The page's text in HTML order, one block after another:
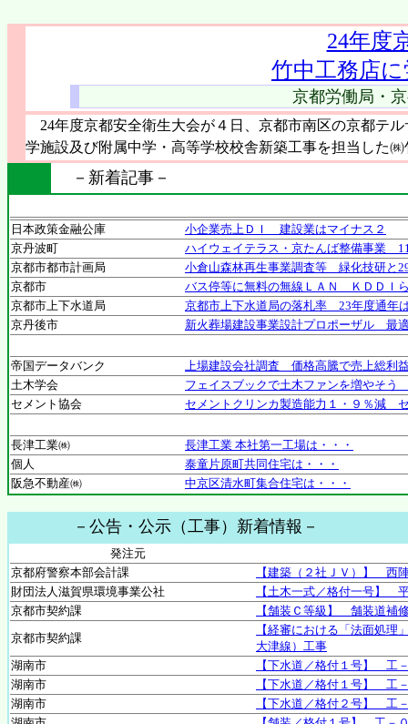
24年度
竹中工務店
京都労働局・
24年度京都安全衛生大会が４日、京都市南区の京都テ
学施設及び附属中学・高等学校校舎新築工事を担当した
－新着記事－
日本政策金融公庫
小企業売上ＤＩ 建設業はマイナス２
京丹波町
ハイウェイテラス・京たんば整備事業
京都市都市計画局
小倉山森林再生事業調査等 緑化技研と
京都市
バス停等に無料の無線ＬＡＮ ＫＤＤＩ
京都市上下水道局
京都市上下水道局の落札率 23年度通年
京丹後市
新火葬場建設事業設計プロポーザル 最
帝国データバンク
上場建設会社調査 価格高騰で売上総利
土木学会
フェイスブックで土木ファンを増やそ
セメント協会
セメントクリンカ製造能力１・９％減
長津工業㈱
長津工業 本社第一工場は・・・
個人
泰童片原町共同住宅は・・・
阪急不動産㈱
中京区清水町集合住宅は・・・
－公告・公示（工事）新着情報－
発注元
京都府警察本部会計課
【建築（２社ＪＶ）】 西
財団法人滋賀県環境事業公社
【土木一式／格付一号】
京都市契約課
【舗装Ｃ等級】 舗装道補
京都市契約課
【経審における「法面処
大津線）工事
湖南市
【下水道／格付１号】 工
湖南市
【下水道／格付１号】 工
湖南市
【下水道／格付２号】 工